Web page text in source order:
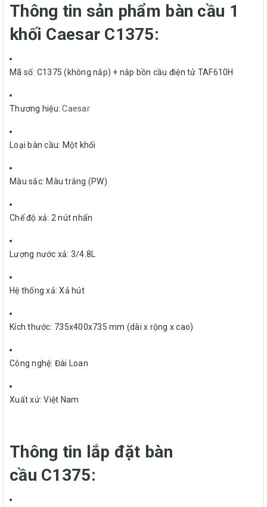
Thông tin sản phẩm bàn cầu 1
khối Caesar C1375:
Mã số: C1375 (không nắp) + nắp bồn cầu điện tử TAF610H
Thương hiệu:Caesar
Loại bàn cầu: Một khối
Màu sắc: Màu trắng (PW)
Chế độ xả: 2 nút nhấn
Lượng nước xả: 3/4.8L
Hệ thống xả: Xả hút
Kích thước: 735x400x735 mm (dài x rộng x cao)
Công nghệ: Đài Loan
Xuất xứ: Việt Nam
Thông tin lắp đặt bàn
cầu C1375: